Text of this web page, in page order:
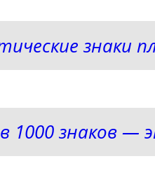
знаки
1000 знаков —